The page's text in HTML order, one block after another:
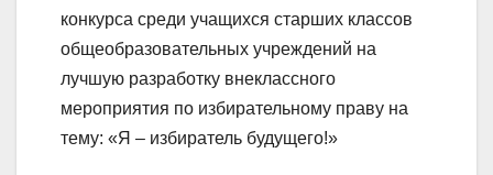
конкурса среди учащихся старших классов
общеобразовательных учреждений на
лучшую разработку внеклассного
мероприятия по избирательному праву на
тему: «Я – избиратель будущего!»